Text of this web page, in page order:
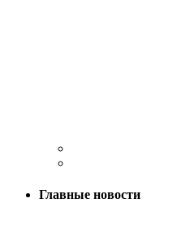
Главные новости